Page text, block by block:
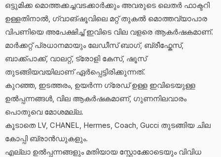
ഒട്ടുമിക്ക മൊത്തക്കച്ചവടക്കാർക്കും അവരുടെ ലെതർ ഫാക്ടറി
ഉള്ളതിനാൽ, ഗ്വാങ്‌ഷൂവിലെ മറ്റ് തുകൽ മൊത്തവ്യാപാര
വിപണിയെ അപേക്ഷിച്ച് ഇവിടെ വില വളരെ ആകർഷകമാണ്.
മാർക്കറ്റ് പ്രധാനമായും ലേഡീസ് ബാഗ്, ബ്രീഫ്കേസ്,
ബാക്ക്പാക്ക്, വാലറ്റ്, ട്രോളി കേസ്, ഷൂസ്
തുടങ്ങിയവയിലാണ് ഏർപ്പെട്ടിരിക്കുന്നത്.
കുറഞ്ഞ, ഇടത്തരം, ഉയർന്ന ഗ്രേഡ് ഉള്ള ഇവിടെയുള്ള
ഉൽപ്പന്നങ്ങൾ, വില ആകർഷകമാണ്, ഗുണനിലവാരം
പൊതുവെ മോശമല്ല.
കൂടാതെ LV, CHANEL, Hermes, Coach, Gucci തുടങ്ങിയ ചില
കോപ്പി ബ്രാൻഡുകളും.
എല്ലാ ഉൽപ്പന്നങ്ങളും മതിയായ സ്റ്റോക്കോടെയും വിവിധ